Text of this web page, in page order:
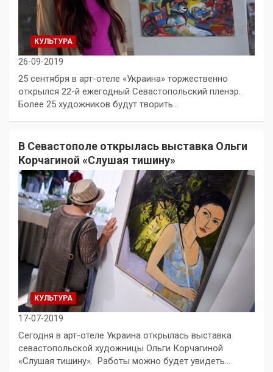
КУЛЬТУРА
26-09-2019
25 сентября в арт-отеле «Украина» торжественно
открылся 22-й ежегодный Севастопольский пленэр.
Более 25 художников будут творить…
В Севастополе открылась выставка Ольги
Корчагиной «Слушая тишину»
КУЛЬТУРА
17-07-2019
Сегодня в арт-отеле Украина открылась выставка
севастопольской художницы Ольги Корчагиной
«Слушая тишину». Работы можно будет увидеть…